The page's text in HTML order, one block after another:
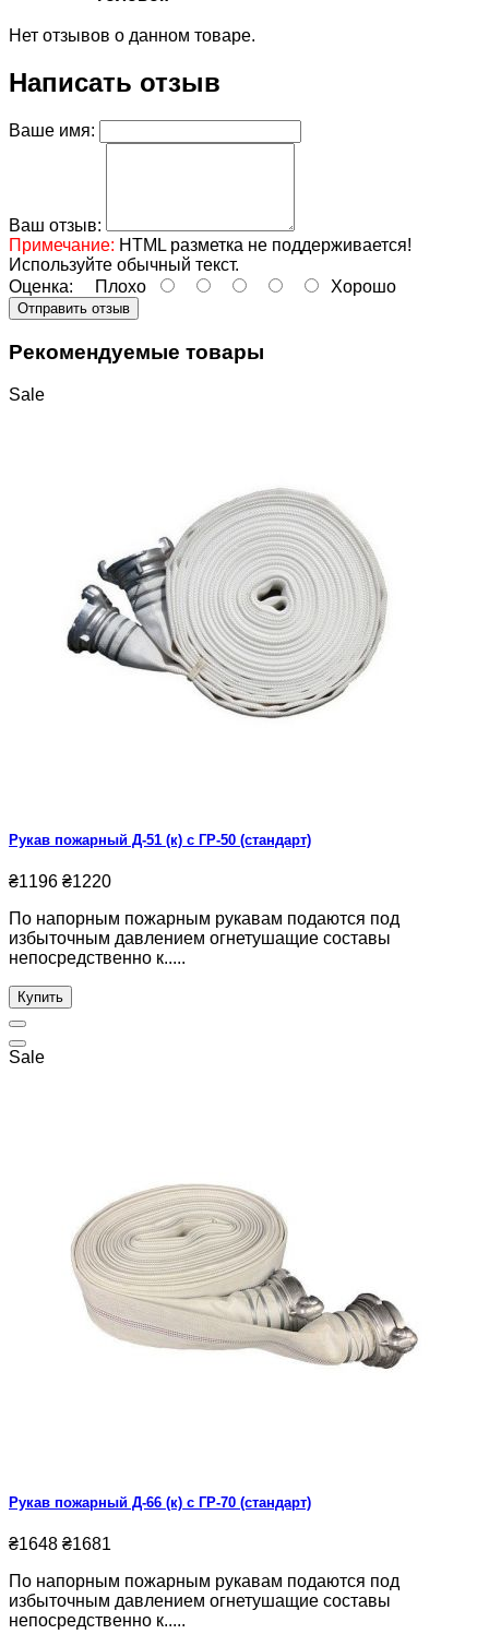
Нет отзывов о данном товаре.
Написать отзыв
Ваше имя:
Ваш отзыв:
Примечание: HTML разметка не поддерживается!
Используйте обычный текст.
Оценка: Плохо Хорошо
Отправить отзыв
Рекомендуемые товары
Sale
Рукав пожарный Д-51 (к) с ГР-50 (стандарт)
₴1196 ₴1220
По напорным пожарным рукавам подаются под
избыточным давлением огнетушащие составы
непосредственно к.....
Купить
Sale
Рукав пожарный Д-66 (к) с ГР-70 (стандарт)
₴1648 ₴1681
По напорным пожарным рукавам подаются под
избыточным давлением огнетушащие составы
непосредственно к.....